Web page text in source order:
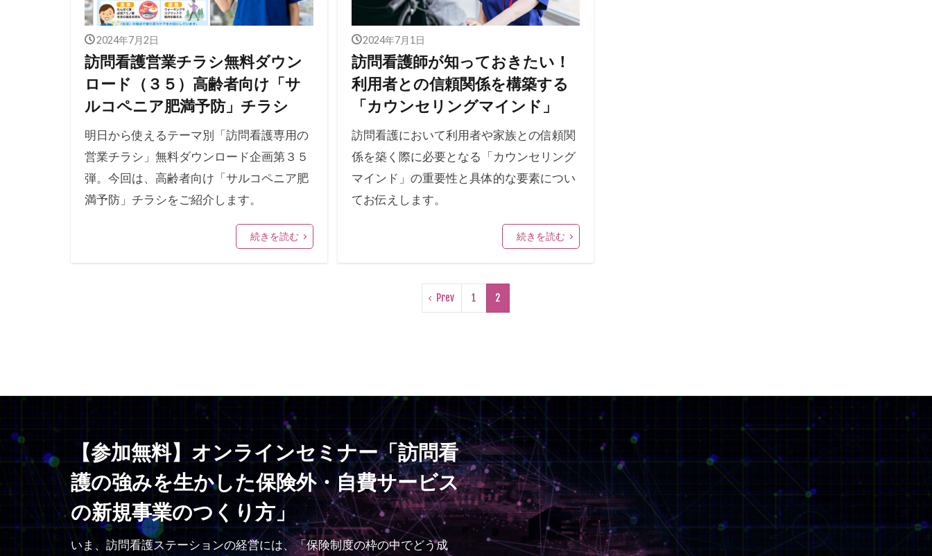
2024年7月2日
訪問看護営業チラシ無料ダウン
ロード（３５）高齢者向け「サ
ルコペニア肥満予防」チラシ
明日から使えるテーマ別「訪問看護専用の
営業チラシ」無料ダウンロード企画第３５
弾。今回は、高齢者向け「サルコペニア肥
満予防」チラシをご紹介します。
続きを読む
2024年7月1日
訪問看護師が知っておきたい！
利用者との信頼関係を構築する
「カウンセリングマインド」
訪問看護において利用者や家族との信頼関
係を築く際に必要となる「カウンセリング
マインド」の重要性と具体的な要素につい
てお伝えします。
続きを読む
Prev 1 2
【参加無料】オンラインセミナー「訪問看
護の強みを生かした保険外・自費サービス
の新規事業のつくり方」
いま、訪問看護ステーションの経営には、「保険制度の枠の中でどう成